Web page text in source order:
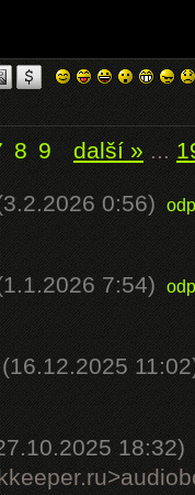
8 9 další » ...
0:56)
7:54)
(16.12.2025
18:32)